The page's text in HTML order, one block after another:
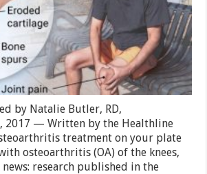
by Natalie Butler, RD,
2017 — Written by the Healthline
treatment on your plate
osteoarthritis (OA) of the knees,
news: research published in the